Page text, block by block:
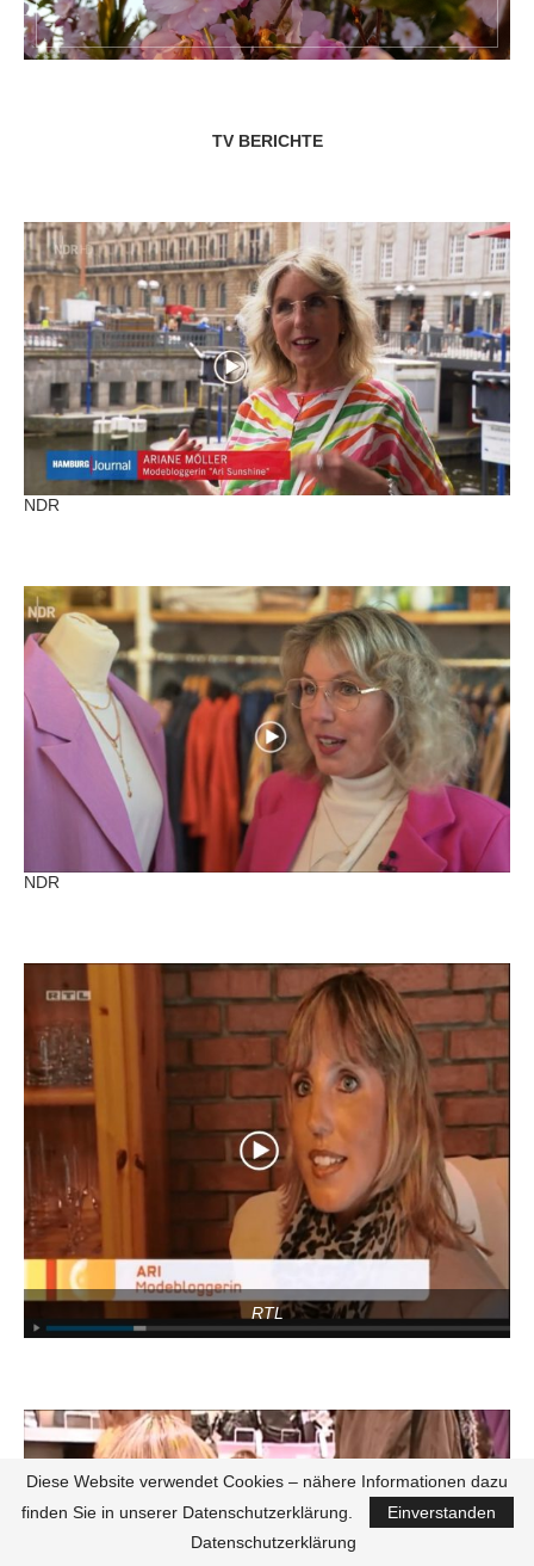
TV BERICHTE
NDR
NDR
RTL
Diese Website verwendet Cookies – nähere Informationen dazu
finden Sie in unserer Datenschutzerklärung.
Einverstanden
Datenschutzerklärung